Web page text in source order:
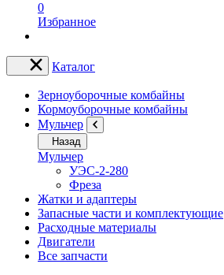
0
Избранное
Каталог
Зерноуборочные комбайны
Кормоуборочные комбайны
Мульчер
Назад
Мульчер
УЭС-2-280
Фреза
Жатки и адаптеры
Запасные части и комплектующие
Расходные материалы
Двигатели
Все запчасти